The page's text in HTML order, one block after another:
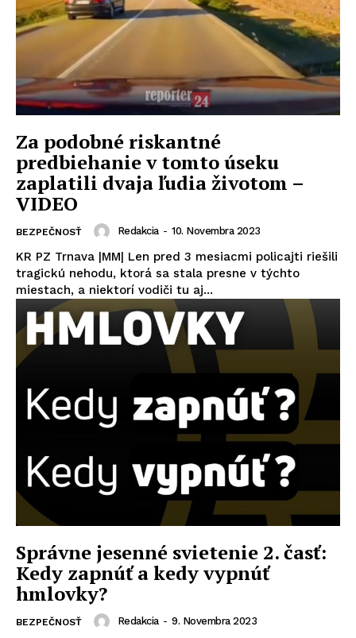
Za podobné riskantné
predbiehanie v tomto úseku
zaplatili dvaja ľudia životom –
VIDEO
BEZPEČNOSŤ Redakcia - 10. Novembra 2023
KR PZ Trnava |MM| Len pred 3 mesiacmi policajti riešili
tragickú nehodu, ktorá sa stala presne v týchto
miestach, a niektorí vodiči tu aj...
Správne jesenné svietenie 2. časť:
Kedy zapnúť a kedy vypnúť
hmlovky?
BEZPEČNOSŤ Redakcia - 9. Novembra 2023